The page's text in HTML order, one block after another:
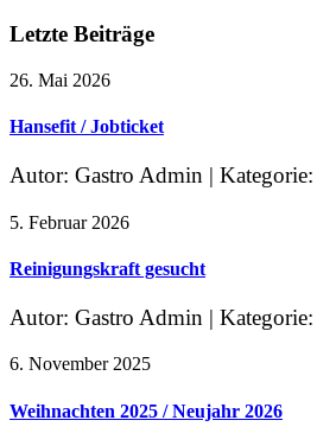
Letzte Beiträge
26. Mai 2026
Hansefit / Jobticket
Autor: Gastro Admin | Kategorie:
5. Februar 2026
Reinigungskraft gesucht
Autor: Gastro Admin | Kategorie:
6. November 2025
Weihnachten 2025 / Neujahr 2026